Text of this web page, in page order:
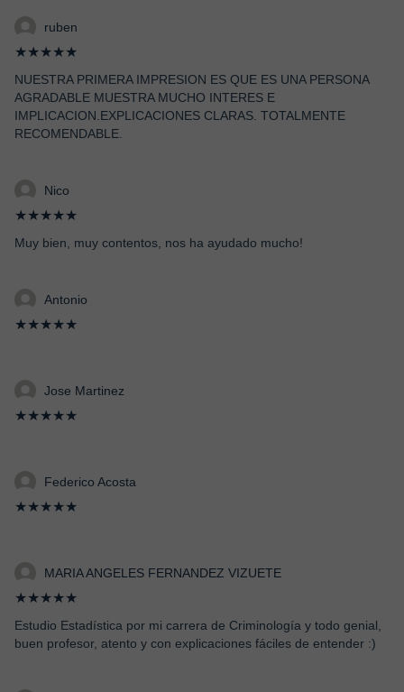
ruben
★★★★★
NUESTRA PRIMERA IMPRESION ES QUE ES UNA PERSONA
AGRADABLE MUESTRA MUCHO INTERES E
IMPLICACION.EXPLICACIONES CLARAS. TOTALMENTE
RECOMENDABLE.
Nico
★★★★★
Muy bien, muy contentos, nos ha ayudado mucho!
Antonio
★★★★★
Jose Martinez
★★★★★
Federico Acosta
★★★★★
MARIA ANGELES FERNANDEZ VIZUETE
★★★★★
Estudio Estadística por mi carrera de Criminología y todo genial,
buen profesor, atento y con explicaciones fáciles de entender :)